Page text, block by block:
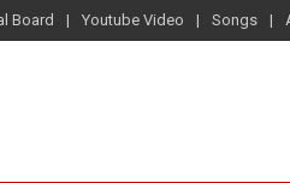
Board Youtube Video Songs